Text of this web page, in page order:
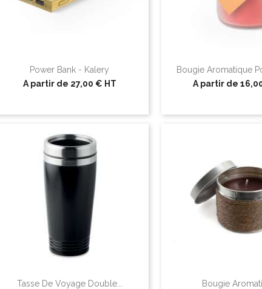
Power Bank - Kalery
A partir de 27,00 € HT
Bougie Aromatique
A partir de
Tasse De Voyage Double...
Bougie